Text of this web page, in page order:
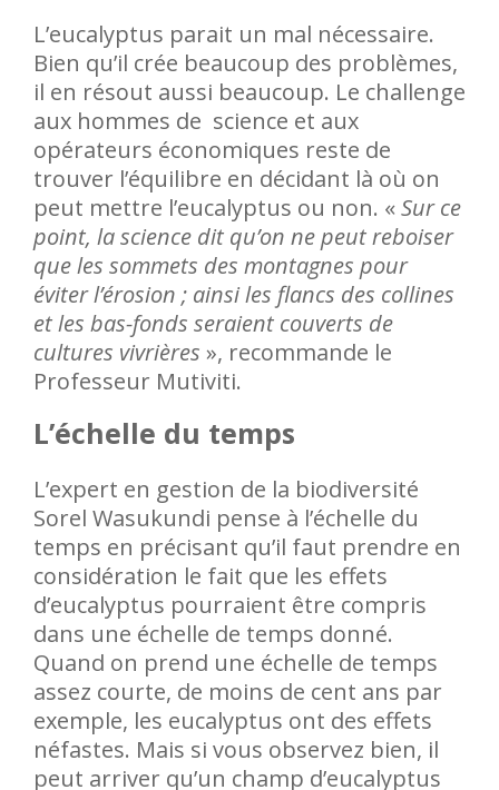
L’eucalyptus parait un mal nécessaire.
Bien qu’il crée beaucoup des problèmes,
il en résout aussi beaucoup. Le challenge
aux hommes de science et aux
opérateurs économiques reste de
trouver l’équilibre en décidant là où on
peut mettre l’eucalyptus ou non. «Sur ce
point, la science dit qu’on ne peut reboiser
que les sommets des montagnes pour
éviter l’érosion ; ainsi les flancs des collines
et les bas-fonds seraient couverts de
cultures vivrières », recommande le
Professeur Mutiviti.
L’échelle du temps
L’expert en gestion de la biodiversité
Sorel Wasukundi pense à l’échelle du
temps en précisant qu’il faut prendre en
considération le fait que les effets
d’eucalyptus pourraient être compris
dans une échelle de temps donné.
Quand on prend une échelle de temps
assez courte, de moins de cent ans par
exemple, les eucalyptus ont des effets
néfastes. Mais si vous observez bien, il
peut arriver qu’un champ d’eucalyptus